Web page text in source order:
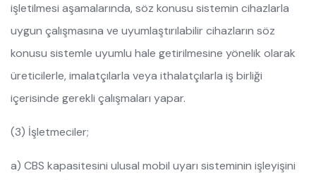
işletilmesi aşamalarında, söz konusu sistemin cihazlarla
uygun çalışmasına ve uyumlaştırılabilir cihazların söz
konusu sistemle uyumlu hale getirilmesine yönelik olarak
üreticilerle, imalatçılarla veya ithalatçılarla iş birliği
içerisinde gerekli çalışmaları yapar.
(3) İşletmeciler;
a) CBS kapasitesini ulusal mobil uyarı sisteminin işleyişini